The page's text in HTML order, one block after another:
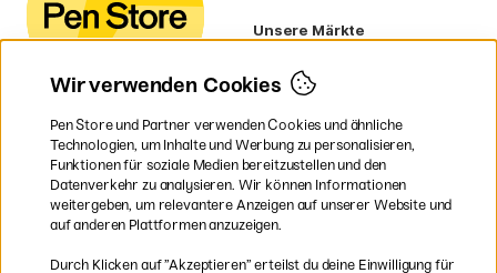
Unsere Märkte
Norwegen
Dänemark
Frankreich
Irland
Niederlande
UK
EU
Wir verwenden Cookies
Pen Store und Partner verwenden Cookies und ähnliche
Technologien, um Inhalte und Werbung zu personalisieren,
Funktionen für soziale Medien bereitzustellen und den
Datenverkehr zu analysieren. Wir können Informationen
weitergeben, um relevantere Anzeigen auf unserer Website und
auf anderen Plattformen anzuzeigen.
Durch Klicken auf ”Akzeptieren” erteilst du deine Einwilligung für